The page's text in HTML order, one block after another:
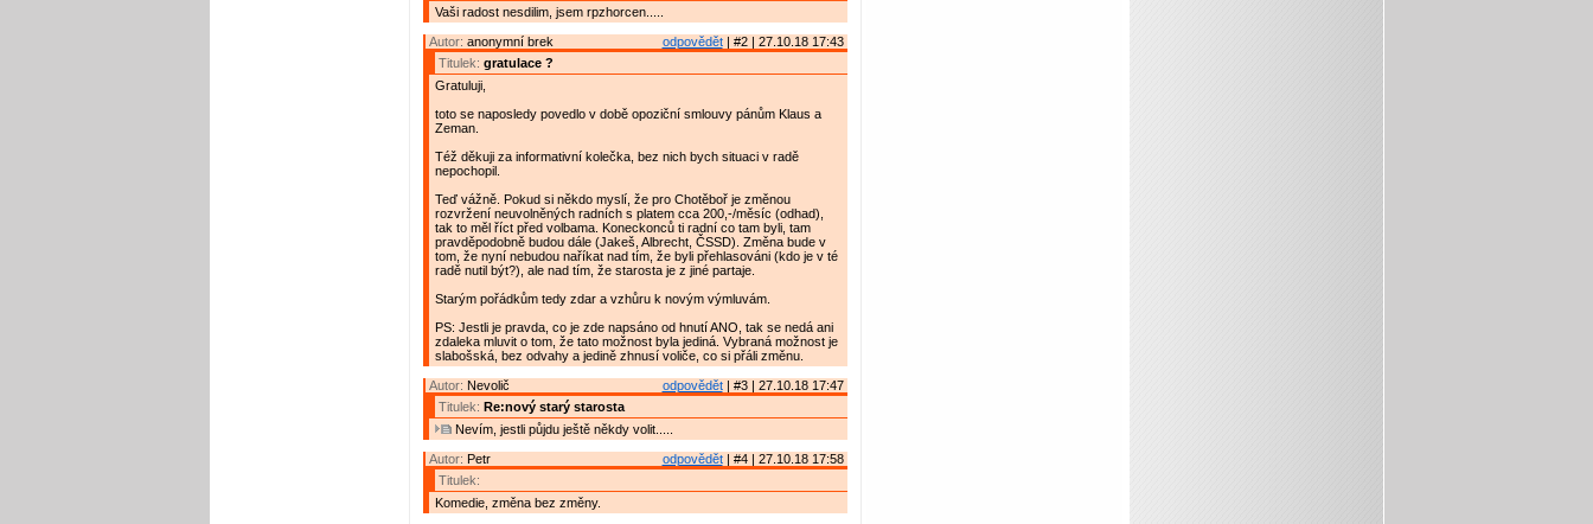
Vaši radost nesdilim, jsem rpzhorcen.....
odpovědět| #2 | 27.10.18 17:43
Autor: anonymní brek
Titulek: gratulace ?
Gratuluji,
toto se naposledy povedlo v době opoziční smlouvy pánům Klaus a
Zeman.
Též děkuji za informativní kolečka, bez nich bych situaci v radě
nepochopil.
Teď vážně. Pokud si někdo myslí, že pro Chotěboř je změnou
rozvržení neuvolněných radních s platem cca 200,-/měsíc (odhad),
tak to měl říct před volbama. Koneckonců ti radní co tam byli, tam
pravděpodobně budou dále (Jakeš, Albrecht, ČSSD). Změna bude v
tom, že nyní nebudou naříkat nad tím, že byli přehlasováni (kdo je v té
radě nutil být?), ale nad tím, že starosta je z jiné partaje.
Starým pořádkům tedy zdar a vzhůru k novým výmluvám.
PS: Jestli je pravda, co je zde napsáno od hnutí ANO, tak se nedá ani
zdaleka mluvit o tom, že tato možnost byla jediná. Vybraná možnost je
slabošská, bez odvahy a jedině zhnusí voliče, co si přáli změnu.
odpovědět| #3 | 27.10.18 17:47
Autor: Nevolič
Titulek: Re:nový starý starosta
Nevím, jestli půjdu ještě někdy volit.....
odpovědět| #4 | 27.10.18 17:58
Autor: Petr
Titulek:
Komedie, změna bez změny.